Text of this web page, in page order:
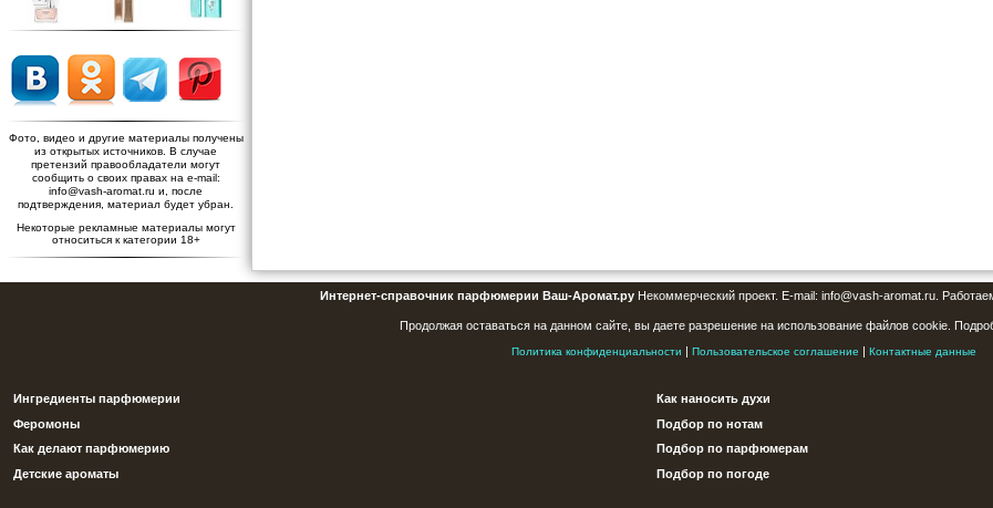
Фото, видео и другие материалы получены
из открытых источников. В случае
претензий правообладатели могут
сообщить о своих правах на e-mail:
info@vash-aromat.ru и, после
подтверждения, материал будет убран.
Некоторые рекламные материалы могут
относиться к категории 18+
Интернет-справочник парфюмерии Ваш-Аромат.руНекоммерческий проект. E-mail: info@vash-aromat.ru.
Продолжая оставаться на данном сайте, вы даете разрешение на использование файлов cookie.
Политика конфиденциальности | Пользовательское соглашение | Контактные данные
Ингредиенты парфюмерии
Феромоны
Как делают парфюмерию
Детские ароматы
Как наносить духи
Подбор по нотам
Подбор по парфюмерам
Подбор по погоде